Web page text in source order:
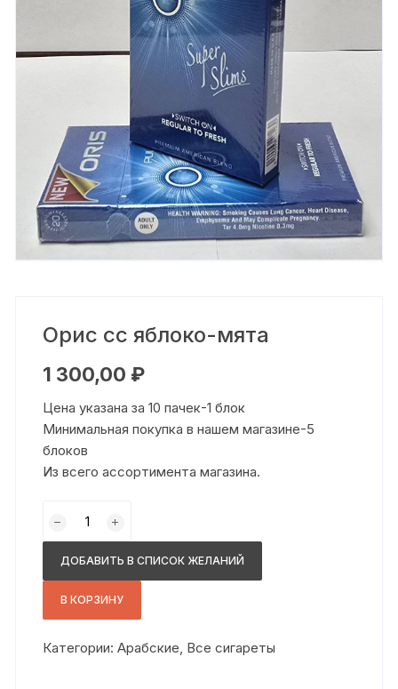
Орис сс яблоко-мята
1 300,00 ₽
Цена указана за 10 пачек-1 блок
Минимальная покупка в нашем магазине-5
блоков
Из всего ассортимента магазина.
товара
Орис
яблоко-
мята
ДОБАВИТЬ В СПИСОК ЖЕЛАНИЙ
В КОРЗИНУ
Категории:Арабские, Все сигареты